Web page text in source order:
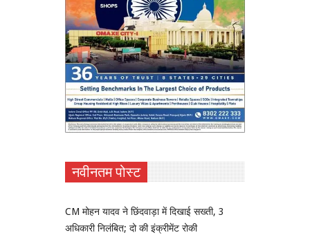
नवीनतम पोस्ट
CM मोहन यादव ने छिंदवाड़ा में दिखाई सख्ती, 3
अधिकारी निलंबित; दो की इंक्रीमेंट रोकी